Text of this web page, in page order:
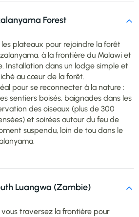
Forest
plateaux pour rejoindre la forêt
à la frontière du Malawi et
Installation dans un lodge simple et
au cœur de la forêt.
pour se reconnecter à la nature :
sentiers boisés, baignades dans les
des oiseaux (plus de 300
et soirées autour du feu de
suspendu, loin de tou dans le
Luangwa (Zambie)
traversez la frontière pour